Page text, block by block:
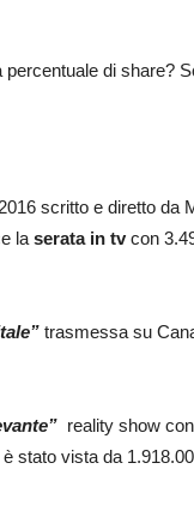
di share?
scritto e diretto da
la serata in tvcon
trasmessa su
reality show
stato vista da